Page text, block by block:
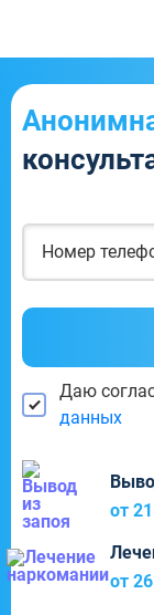
Даю
данных
от
от